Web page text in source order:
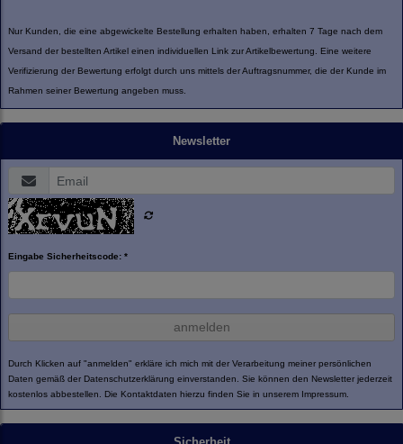
Nur Kunden, die eine abgewickelte Bestellung erhalten haben, erhalten 7 Tage nach dem
Versand der bestellten Artikel einen individuellen Link zur Artikelbewertung. Eine weitere
Verifizierung der Bewertung erfolgt durch uns mittels der Auftragsnummer, die der Kunde im
Rahmen seiner Bewertung angeben muss.
Newsletter
Eingabe Sicherheitscode: *
anmelden
Durch Klicken auf "anmelden" erkläre ich mich mit der Verarbeitung meiner persönlichen
Daten gemäß der Datenschutzerklärung einverstanden. Sie können den Newsletter jederzeit
kostenlos abbestellen. Die Kontaktdaten hierzu finden Sie in unserem Impressum.